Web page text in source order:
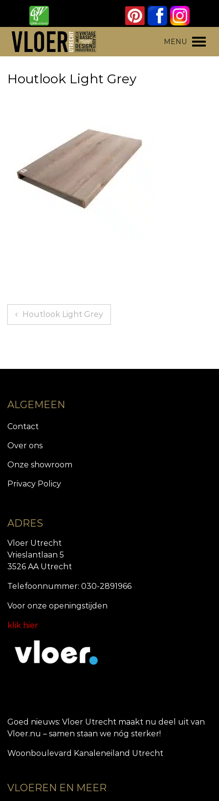
content
MENU
Houtlook Light Grey
Berichtnavigatie
Houtlook Light Grey
ALGEMEEN
Contact
Over ons
Onze showroom
Privacy Policy
ADRES
Vloer Utrecht
Vrieslantlaan 5
3526 AA Utrecht
Telefoonnummer: 030-2891966
Voor onze openingstijden
klik hier
Goed nieuws: Vloer Utrecht maakt nu deel uit van
Vloer.nu – samen staan we nóg sterker!
Woonboulevard Kanaleneiland Utrecht
VLOEREN EN MEER